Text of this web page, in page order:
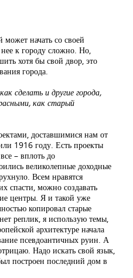
начать со своей
к городу сложно. Но,
хотя бы свой двор, это
города.
сделать и другие города,
как старый
доставшимися нам от
1916 году. Есть проекты
– вплоть до
великолепные доходные
Всем нравятся
спасти, можно создавать
центры. Я и такой уже
копировал старые
реплик, я использую темы,
архитектуре начала
псевдоантичных руин. А
Надо искать свой язык,
построен последний дом в